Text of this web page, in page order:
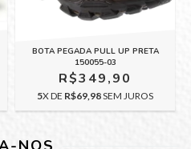
BOTA PEGADA PULL UP PRETA
150055-03
R$349,90
5X DE R$69,98SEM JUROS